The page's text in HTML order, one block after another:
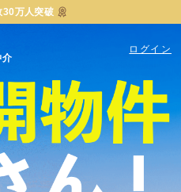
30万人突破
介
ログイン